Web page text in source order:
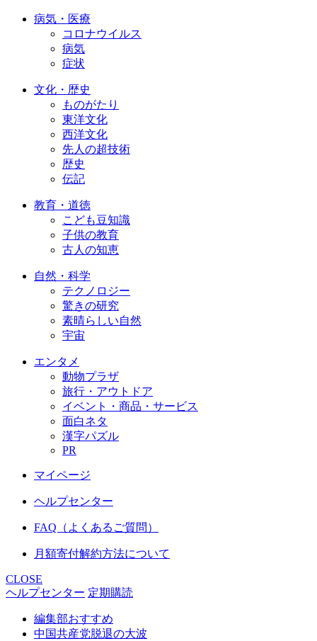
病気・医療
コロナウイルス
病気
症状
文化・歴史
ものがたり
東洋文化
西洋文化
先人の超技術
歴史
伝記
教育・道徳
こども豆知識
子供の教育
古人の知恵
自然・科学
テクノロジー
驚きの研究
素晴らしい自然
宇宙
エンタメ
動物プラザ
旅行・アウトドア
イベント・商品・サービス
面白ネタ
漢字パズル
PR
マイページ
ヘルプセンター
FAQ（よくあるご質問）
月額寄付解約方法について
CLOSE
ヘルプセンター 定期購読
編集部おすすめ
中国共産党脱退の大波